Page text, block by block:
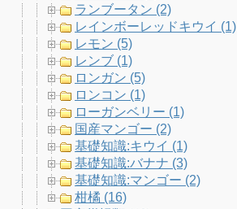
ランブータン (2)
レインボーレッドキウイ (1)
レモン (5)
レンブ (1)
ロンガン (5)
ロンコン (1)
ローガンベリー (1)
国産マンゴー (2)
基礎知識:キウイ (1)
基礎知識:バナナ (3)
基礎知識:マンゴー (2)
柑橘 (16)